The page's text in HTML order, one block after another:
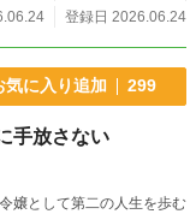
登録日 2026.06.24
気に入り追加 299
手放さない
嬢として第二の人生を歩む